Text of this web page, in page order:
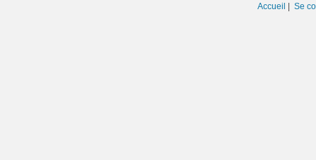
Accueil |Se